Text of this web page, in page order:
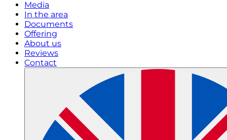
Media
In the area
Documents
Offering
About us
Reviews
Contact